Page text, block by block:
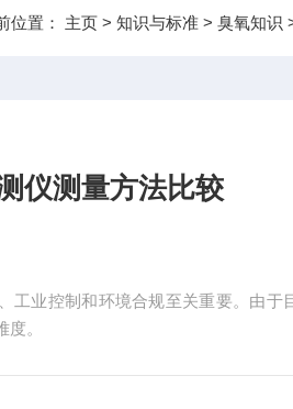
位置： 主页> 知识与标准> 臭氧知识
仪测量方法比较
工业控制和环境合规至关重要。由于
。